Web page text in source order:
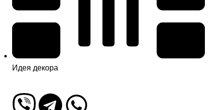
Идея декора